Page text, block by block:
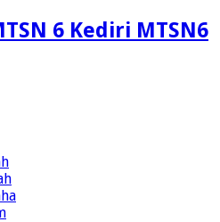
6 Kediri MTSN6